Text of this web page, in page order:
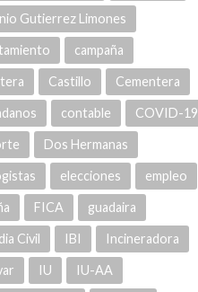
Gutierrez Limones
campaña
Castillo Cementera
contable COVID-19
Dos Hermanas
elecciones empleo
FICA guadaira
Civil IBI Incineradora
IU IU-AA